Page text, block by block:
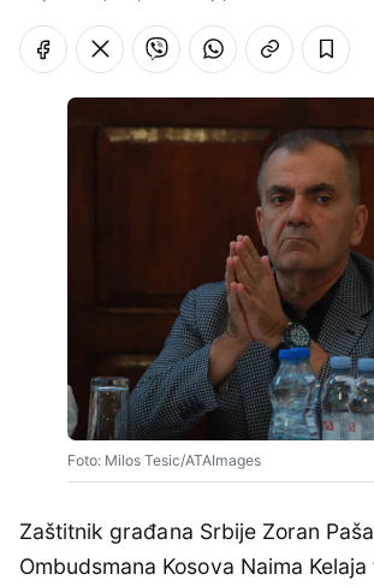
Foto: Milos Tesic/ATAImages
Zaštitnik građana Srbije Zoran
Ombudsmana Kosova Naima